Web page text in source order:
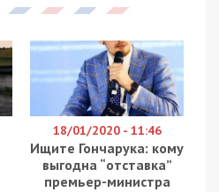
18/01/2020 - 11:46
Ищите Гончарука: кому
выгодна “отставка”
премьер-министра